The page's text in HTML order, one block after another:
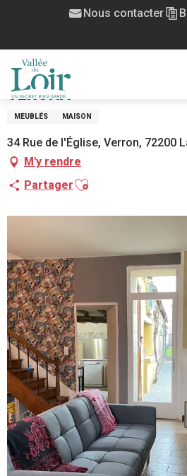
principal
Nous contacter
La Maison à côté de
LA MAISON À CÔTÉ DE
VÉRONA
MEUBLÉS MAISON
34 Rue de l'Église, Verron, 72200
M'y rendre
PartagerAjouter aux favoris